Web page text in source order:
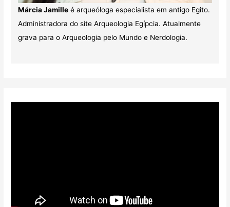
Márcia Jamilleé arqueóloga especialista em antigo Egito.
Administradora do site Arqueologia Egípcia. Atualmente
grava para o Arqueologia pelo Mundo e Nerdologia.